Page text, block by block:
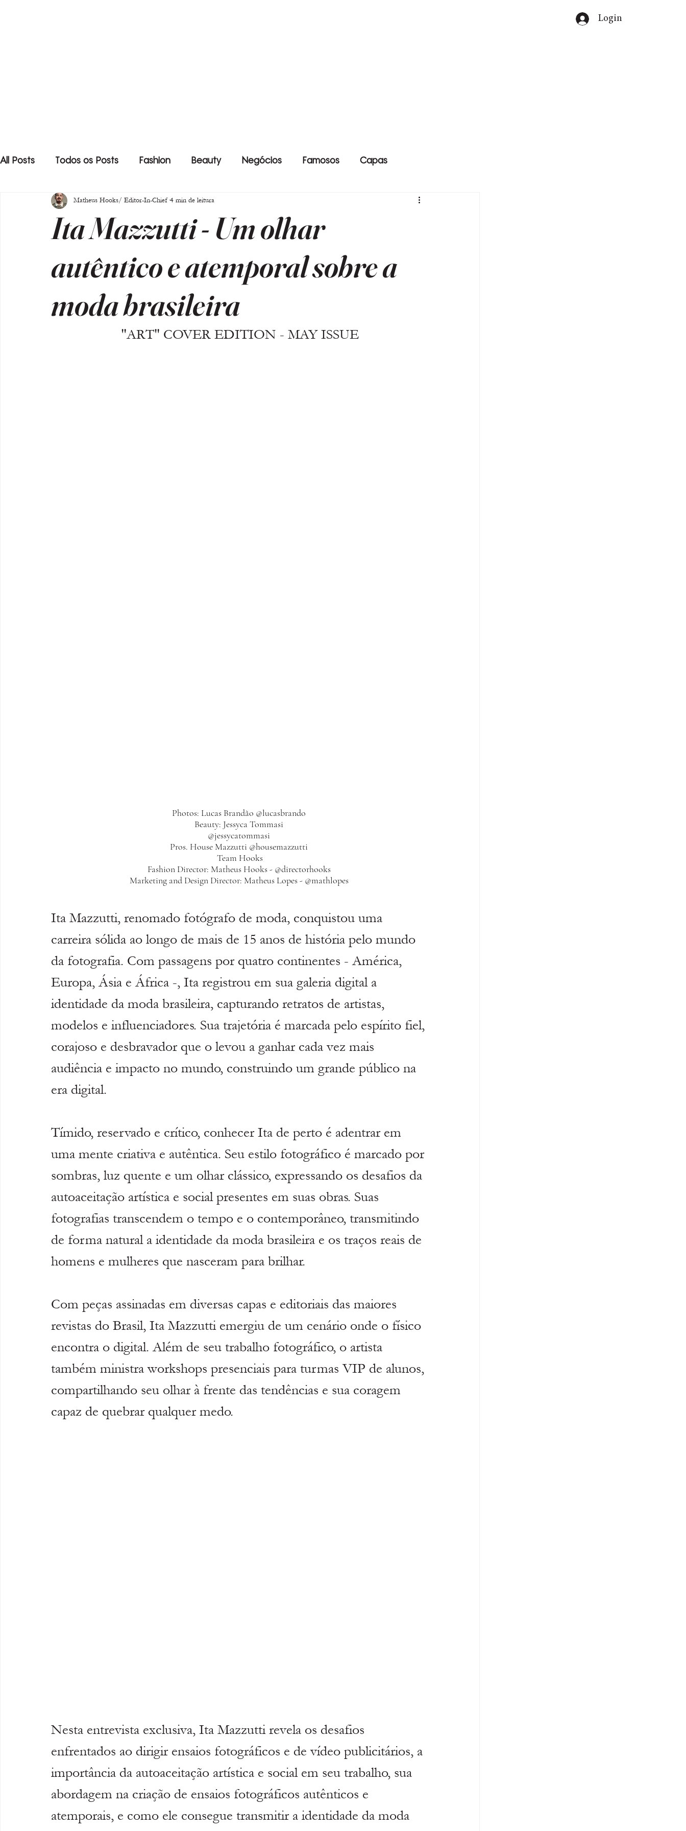
Login
All Posts Todos os Posts Fashion Beauty Negócios Famosos Capas
Ita Mazzutti - Um olhar
autêntico e atemporal sobre a
moda brasileira
Matheus Hooks/ Editor-In-Chief 4 min de leitura
"ART" COVER EDITION - MAY ISSUE
Photos: Lucas Brandão @lucasbrando
Beauty: Jessyca Tommasi
@jessycatommasi
Pros. House Mazzutti @housemazzutti
Team Hooks
Fashion Director: Matheus Hooks - @directorhooks
Marketing and Design Director: Matheus Lopes - @mathlopes
Ita Mazzutti, renomado fotógrafo de moda, conquistou uma
carreira sólida ao longo de mais de 15 anos de história pelo mundo
da fotografia. Com passagens por quatro continentes - América,
Europa, Ásia e África -, Ita registrou em sua galeria digital a
identidade da moda brasileira, capturando retratos de artistas,
modelos e influenciadores. Sua trajetória é marcada pelo espírito fiel,
corajoso e desbravador que o levou a ganhar cada vez mais
audiência e impacto no mundo, construindo um grande público na
era digital.
Tímido, reservado e crítico, conhecer Ita de perto é adentrar em
uma mente criativa e autêntica. Seu estilo fotográfico é marcado por
sombras, luz quente e um olhar clássico, expressando os desafios da
autoaceitação artística e social presentes em suas obras. Suas
fotografias transcendem o tempo e o contemporâneo, transmitindo
de forma natural a identidade da moda brasileira e os traços reais de
homens e mulheres que nasceram para brilhar.
Com peças assinadas em diversas capas e editoriais das maiores
revistas do Brasil, Ita Mazzutti emergiu de um cenário onde o físico
encontra o digital. Além de seu trabalho fotográfico, o artista
também ministra workshops presenciais para turmas VIP de alunos,
compartilhando seu olhar à frente das tendências e sua coragem
capaz de quebrar qualquer medo.
Nesta entrevista exclusiva, Ita Mazzutti revela os desafios
enfrentados ao dirigir ensaios fotográficos e de vídeo publicitários, a
importância da autoaceitação artística e social em seu trabalho, sua
abordagem na criação de ensaios fotográficos autênticos e
atemporais, e como ele consegue transmitir a identidade da moda